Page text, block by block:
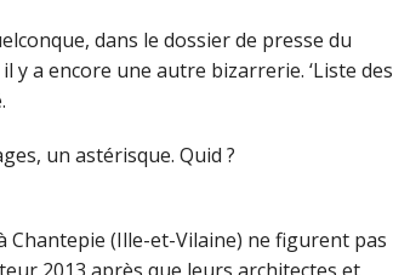
dans le dossier de presse du
y a encore une autre bizarrerie. ‘Liste des
un astérisque. Quid ?
Chantepie (Ille-et-Vilaine) ne figurent pas